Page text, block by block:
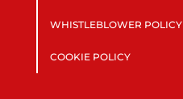
WHISTLEBLOWER POLICY
COOKIE POLICY